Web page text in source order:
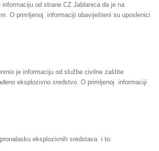
od strane CZ Jablanica da je na
O primljenoj informaciji obaviješteni su uposlenici
je informaciju od službe civilne zaštite
eksplozivno sredstvo. O primljenoj informaciji
eksplozivnih sredstava i to: